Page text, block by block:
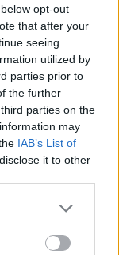
opt-out
that after your
seeing
utilized by
parties prior to
the further
parties on the
may
IAB’s List of
it to other